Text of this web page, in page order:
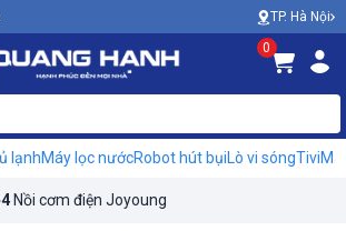
TP. Hà Nội
0
lạnhMáy lọc nướcRobot hút bụiLò vi sóngTivi
4 Nồi cơm điện Joyoung